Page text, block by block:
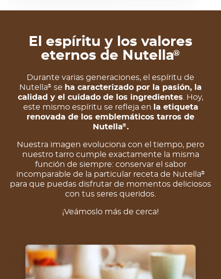
El espíritu y los valores
eternos de Nutella®
Durante varias generaciones, el espíritu de
Nutella® se ha caracterizado por la pasión, la
calidad y el cuidado de los ingredientes . Hoy,
este mismo espíritu se refleja en
la etiqueta
renovada de los emblemáticos tarros de
Nutella®.
Nuestra imagen evoluciona con el tiempo, pero
nuestro tarro cumple exactamente la misma
función de siempre: conservar el sabor
incomparable de la particular receta de Nutella®
para que puedas disfrutar de momentos deliciosos
con tus seres queridos.
¡Veámoslo más de cerca!